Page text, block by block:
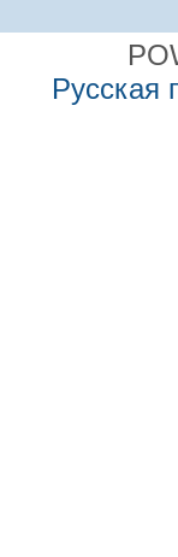
Русская